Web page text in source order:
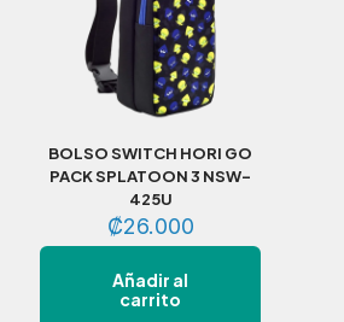
BOLSO SWITCH HORI GO
PACK SPLATOON 3 NSW-
425U
₡26.000
Añadir al
carrito